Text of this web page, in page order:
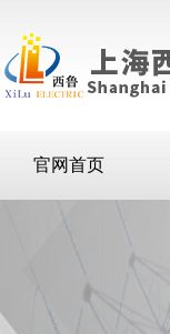
官网首页